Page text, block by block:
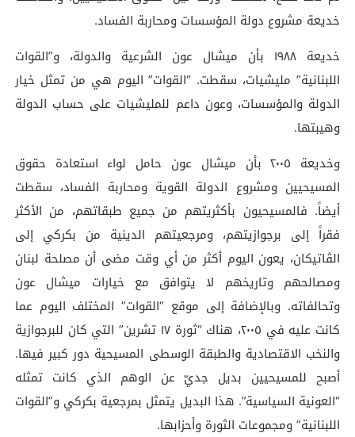
خديعة مشروع دولة المؤسسات ومحاربة الفساد.
خديعة ١٩٨٨ بأن ميشال عون الشرعية والدولة، و”القوات
اللبنانية” مليشيات، سقطت. “القوات” اليوم هي من تمثل خيار
الدولة والمؤسسات، وعون داعم للمليشيات على حساب الدولة
وهيبتها.
وخديعة ٢٠٠٥ بأن ميشال عون حامل لواء استعادة حقوق
المسيحيين ومشروع الدولة القوية ومحاربة الفساد، سقطت
أيضاً. فالمسيحيون بأكثريتهم من جميع طبقاتهم، من الأكثر
فقراً إلى برجوازيتهم، ومرجعيتهم الدينية من بكركي إلى
الڤاتيكان، يعون اليوم أكثر من أي وقت مضى أن مصلحة لبنان
ومصالحهم وتاريخهم لا يتوافق مع خيارات ميشال عون
وتحالفاته. وبالإضافة إلى موقع “القوات” المختلف اليوم عما
كانت عليه في ٢٠٠٥، هناك “ثورة ١٧ تشرين” التي كان للبرجوازية
والنخب الاقتصادية والطبقة الوسطى المسيحية دور كبير فيها.
أصبح للمسيحيين بديل جديّ عن الوهم الذي كانت تمثله
“العونية السياسية”. هذا البديل يتمثل بمرجعية بكركي و”القوات
اللبنانية” ومجموعات الثورة وأحزابها.